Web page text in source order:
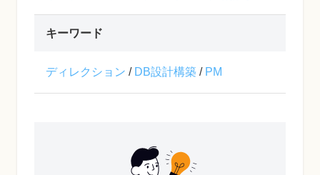
キーワード
ディレクション / DB設計構築 / PM